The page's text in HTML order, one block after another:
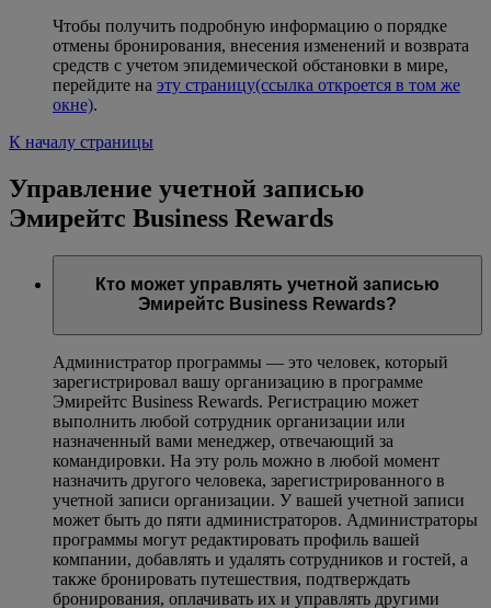
Чтобы получить подробную информацию о порядке
отмены бронирования, внесения изменений и возврата
средств с учетом эпидемической обстановки в мире,
перейдите на эту страницу(ссылка откроется в том же
окне).
К началу страницы
Управление учетной записью
Эмирейтс Business Rewards
Кто может управлять учетной записью
Эмирейтс Business Rewards?
Администратор программы — это человек, который
зарегистрировал вашу организацию в программе
Эмирейтс Business Rewards. Регистрацию может
выполнить любой сотрудник организации или
назначенный вами менеджер, отвечающий за
командировки. На эту роль можно в любой момент
назначить другого человека, зарегистрированного в
учетной записи организации. У вашей учетной записи
может быть до пяти администраторов. Администраторы
программы могут редактировать профиль вашей
компании, добавлять и удалять сотрудников и гостей, а
также бронировать путешествия, подтверждать
бронирования, оплачивать их и управлять другими